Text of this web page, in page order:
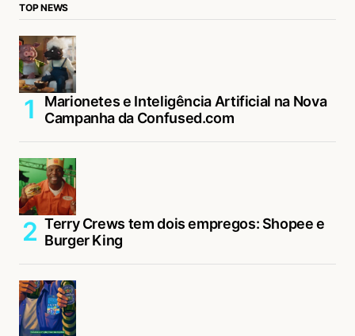
TOP NEWS
Marionetes e Inteligência Artificial na Nova
Campanha da Confused.com
Terry Crews tem dois empregos: Shopee e
Burger King